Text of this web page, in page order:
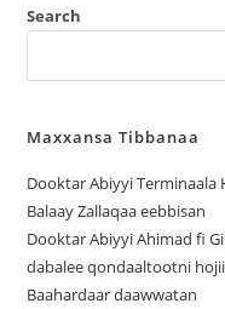
Search
Maxxansa Tibbanaa
Dooktar Abiyyi Terminaala
Balaay Zallaqaa eebbisan
Dooktar Abiyyi Ahimad fi
dabalee qondaaltootni
Baahardaar daawwatan